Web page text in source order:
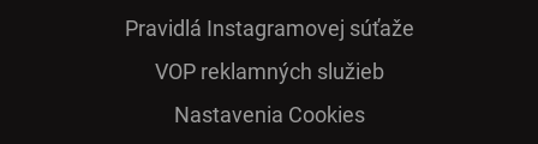
Pra­vidlá Ins­ta­gra­mo­vej sú­ťaže
VOP reklamných služieb
Nastavenia Cookies